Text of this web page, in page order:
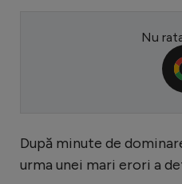
Nu
După minute de
urma unei mari erori a